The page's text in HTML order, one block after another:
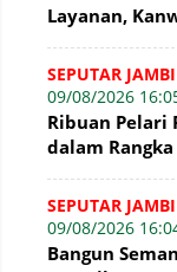
Layanan,
SEPUTAR JAMBI
09/08/2026
Ribuan Pelari
dalam
SEPUTAR JAMBI
09/08/2026
Bangun